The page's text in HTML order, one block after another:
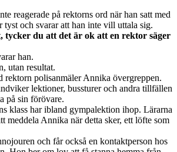
reagerade på rektorns ord när han satt med
tyst och svarar att han inte vill uttala sig.
tycker du att det är ok att en rektor säger
han.
utan resultat.
rektorn polisanmäler Annika övergreppen.
lektioner, bussturer och andra tillfällen
på sin förövare.
klass har ibland gympalektion ihop. Lärarna
meddela Annika när detta sker, ett löfte som
och får också en kontaktperson hos